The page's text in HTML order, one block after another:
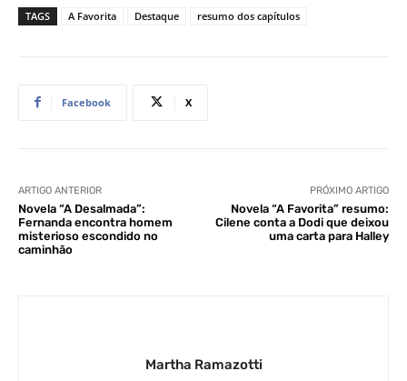
TAGS A Favorita Destaque resumo dos capítulos
Facebook X
ARTIGO ANTERIOR
Novela “A Desalmada”:
Fernanda encontra homem
misterioso escondido no
caminhão
PRÓXIMO ARTIGO
Novela “A Favorita” resumo:
Cilene conta a Dodi que deixou
uma carta para Halley
Martha Ramazotti